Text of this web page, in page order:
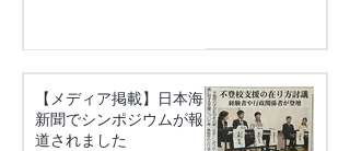
【メディア掲載】日本海
新聞でシンポジウムが報
道されました